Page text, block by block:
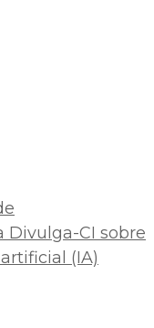
Divulga-CI sobre
(IA)